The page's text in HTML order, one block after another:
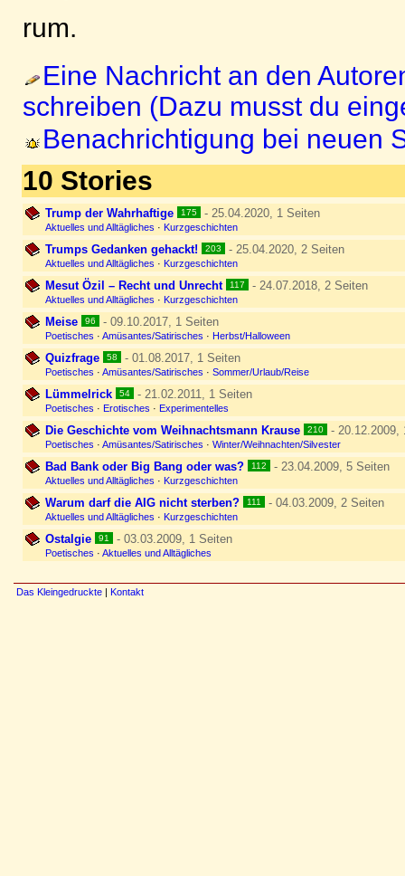
rum.
Eine Nachricht an den
schreiben (Dazu musst du
Benachrichtigung bei neuen
10 Stories
Trump der Wahrhaftige 175 - 25.04.2020, 1 Seiten
Aktuelles und Alltägliches · Kurzgeschichten
Trumps Gedanken gehackt! 203 - 25.04.2020, 2 Seiten
Aktuelles und Alltägliches · Kurzgeschichten
Mesut Özil – Recht und Unrecht 117 - 24.07.2018, 2 Seiten
Aktuelles und Alltägliches · Kurzgeschichten
Meise 96 - 09.10.2017, 1 Seiten
Poetisches · Amüsantes/Satirisches · Herbst/Halloween
Quizfrage 58 - 01.08.2017, 1 Seiten
Poetisches · Amüsantes/Satirisches · Sommer/Urlaub/Reise
Lümmelrick 54 - 21.02.2011, 1 Seiten
Poetisches · Erotisches · Experimentelles
Die Geschichte vom Weihnachtsmann Krause 210 - 20.12.2009,
Poetisches · Amüsantes/Satirisches · Winter/Weihnachten/Silvester
Bad Bank oder Big Bang oder was? 112 - 23.04.2009, 5 Seiten
Aktuelles und Alltägliches · Kurzgeschichten
Warum darf die AIG nicht sterben? 111 - 04.03.2009, 2 Seiten
Aktuelles und Alltägliches · Kurzgeschichten
Ostalgie 91 - 03.03.2009, 1 Seiten
Poetisches · Aktuelles und Alltägliches
Das Kleingedruckte | Kontakt